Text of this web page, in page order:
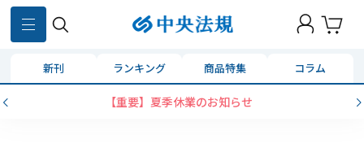
新刊 ランキング 商品特集 コラム
【重要】夏季休業のお知らせ